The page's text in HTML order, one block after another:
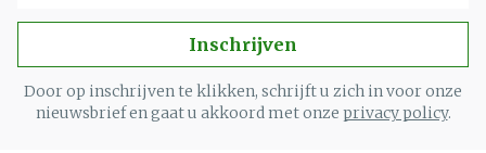
Inschrijven
Door op inschrijven te klikken, schrijft u zich in voor onze
nieuwsbrief en gaat u akkoord met onze privacy policy.